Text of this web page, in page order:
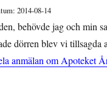
2014-08-14
behövde jag och min
dörren blev vi tillsagda
anmälan om Apoteket